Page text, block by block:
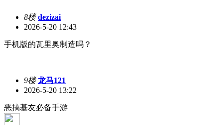
8楼 dezizai
2026-5-20 12:43
手机版的瓦里奥制造吗？
9楼 龙马121
2026-5-20 13:22
恶搞基友必备手游